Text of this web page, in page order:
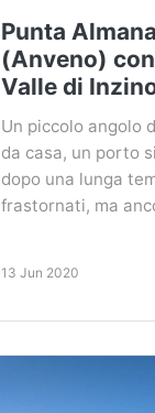
Punta
(Anveno)
Valle di
Un piccolo angolo
da casa, un porto
dopo una lunga
frastornati, ma
13 Jun 2020